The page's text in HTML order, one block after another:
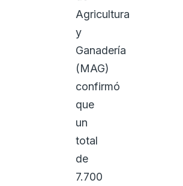
Agricultura
y
Ganadería
(MAG)
confirmó
que
un
total
de
7.700